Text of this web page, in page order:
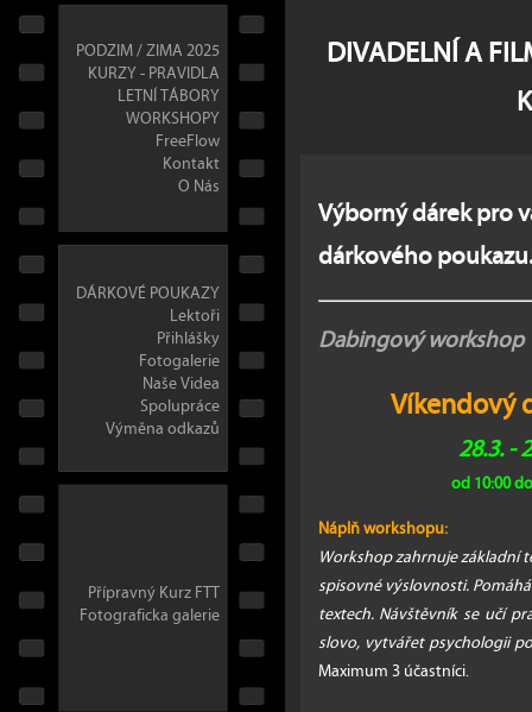
PODZIM / ZIMA 2025
KURZY - PRAVIDLA
LETNÍ TÁBORY
WORKSHOPY
FreeFlow
Kontakt
O Nás
DÁRKOVÉ POUKAZY
Lektoři
Přihlášky
Fotogalerie
Naše Videa
Spolupráce
Výměna odkazů
Přípravný Kurz FTT
Fotograficka galerie
DIVADELNÍ A
Výborný dárek pro
dárkového poukazu.
Dabingový workshop
Víkendový
28.3. -
od 10:00
Náplň workshopu:
Workshop zahrnuje základní
spisovné výslovnosti.
textech. Návštěvník se učí
slovo, vytvářet psychologii
Maximum 3 účastníci.